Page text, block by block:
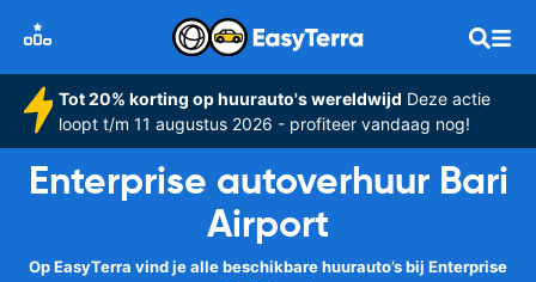
Tot 20% korting op huurauto's wereldwijd Deze actie
loopt t/m 11 augustus 2026 - profiteer vandaag nog!
Enterprise autoverhuur Bari
Airport
Op EasyTerra vind je alle beschikbare huurauto’s bij Enterprise